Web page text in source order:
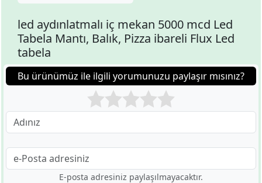
led aydınlatmalı iç mekan 5000 mcd Led
Tabela Mantı, Balık, Pizza ibareli Flux Led
tabela
Bu ürünümüz ile ilgili yorumunuzu paylaşır mısınız?
E-posta adresiniz paylaşılmayacaktır.